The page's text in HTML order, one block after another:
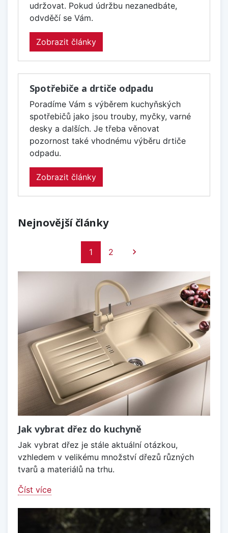
udržovat. Pokud údržbu nezanedbáte,
odvděčí se Vám.
Zobrazit články
Spotřebiče a drtiče odpadu
Poradíme Vám s výběrem kuchyňských
spotřebičů jako jsou trouby, myčky, varné
desky a dalších. Je třeba věnovat
pozornost také vhodnému výběru drtiče
odpadu.
Zobrazit články
Nejnovější články
1 2 Další

Jak vybrat dřez do kuchyně
Jak vybrat dřez je stále aktuální otázkou,
vzhledem v velikému množství dřezů různých
tvarů a materiálů na trhu.
Číst více